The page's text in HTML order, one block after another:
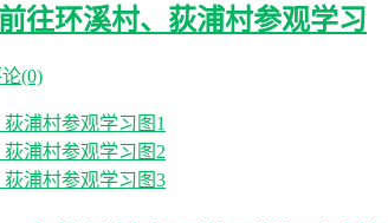
往环溪村、荻浦村参观学习
(0)